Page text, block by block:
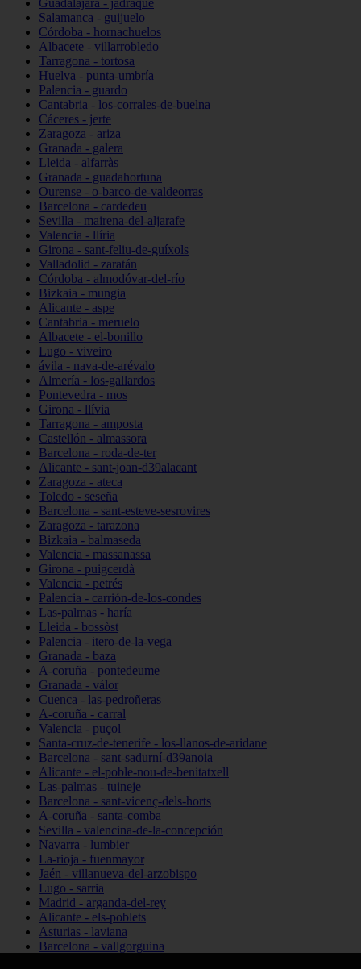
Guadalajara - jadraque
Salamanca - guijuelo
Córdoba - hornachuelos
Albacete - villarrobledo
Tarragona - tortosa
Huelva - punta-umbría
Palencia - guardo
Cantabria - los-corrales-de-buelna
Cáceres - jerte
Zaragoza - ariza
Granada - galera
Lleida - alfarràs
Granada - guadahortuna
Ourense - o-barco-de-valdeorras
Barcelona - cardedeu
Sevilla - mairena-del-aljarafe
Valencia - llíria
Girona - sant-feliu-de-guíxols
Valladolid - zaratán
Córdoba - almodóvar-del-río
Bizkaia - mungia
Alicante - aspe
Cantabria - meruelo
Albacete - el-bonillo
Lugo - viveiro
ávila - nava-de-arévalo
Almería - los-gallardos
Pontevedra - mos
Girona - llívia
Tarragona - amposta
Castellón - almassora
Barcelona - roda-de-ter
Alicante - sant-joan-d39alacant
Zaragoza - ateca
Toledo - seseña
Barcelona - sant-esteve-sesrovires
Zaragoza - tarazona
Bizkaia - balmaseda
Valencia - massanassa
Girona - puigcerdà
Valencia - petrés
Palencia - carrión-de-los-condes
Las-palmas - haría
Lleida - bossòst
Palencia - itero-de-la-vega
Granada - baza
A-coruña - pontedeume
Granada - válor
Cuenca - las-pedroñeras
A-coruña - carral
Valencia - puçol
Santa-cruz-de-tenerife - los-llanos-de-aridane
Barcelona - sant-sadurní-d39anoia
Alicante - el-poble-nou-de-benitatxell
Las-palmas - tuineje
Barcelona - sant-vicenç-dels-horts
A-coruña - santa-comba
Sevilla - valencina-de-la-concepción
Navarra - lumbier
La-rioja - fuenmayor
Jaén - villanueva-del-arzobispo
Lugo - sarria
Madrid - arganda-del-rey
Alicante - els-poblets
Asturias - laviana
Barcelona - vallgorguina